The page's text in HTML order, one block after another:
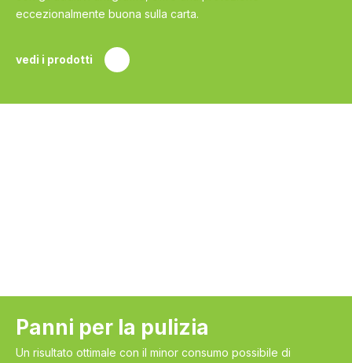
eccezionalmente buona sulla carta.
vedi i prodotti
Panni per la pulizia
Un risultato ottimale con il minor consumo possibile di